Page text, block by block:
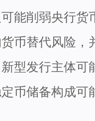
能削弱央行货
币替代风险，
型发行主体可
币储备构成可